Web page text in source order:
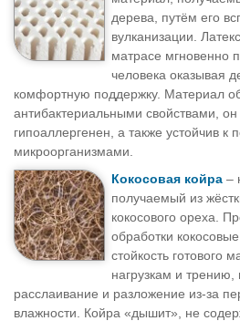
дерева, путём его
вулканизации.
матрасе мгновенно
человека оказывая
комфортную поддержку. Материал
антибактериальными свойствами,
гипоаллергенен, а также устойчив к
микроорганизмами.
Кокосовая койра –
получаемый из
кокосового ореха.
обработки
стойкость готового
нагрузкам и трению,
расслаивание и разложение из-за
влажности. Койра «дышит», не